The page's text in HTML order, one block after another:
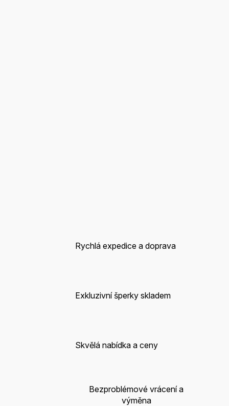
Rychlá expedice a doprava
Exkluzivní šperky skladem
Skvělá nabídka a ceny
Bezproblémové vrácení a
výměna